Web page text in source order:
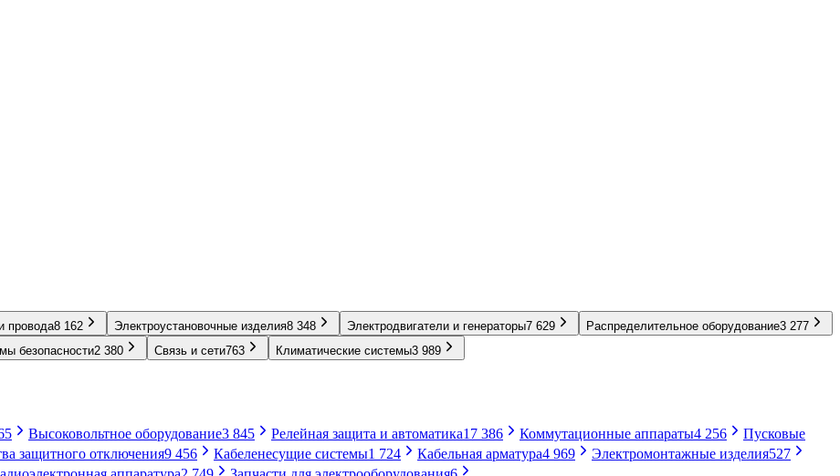
провода8 162 Электроустановочные изделия8 348 Электродвигатели и генераторы7 629 Распределительное оборудование3 277
безопасности2 380 Связь и сети763 Климатические системы3 989
Высоковольтное оборудование3 845 Релейная защита и автоматика17 386 Коммутационные аппараты4 256
Пусковые
защитного отключения9 456 Кабеленесущие системы1 724 Кабельная арматура4 969 Электромонтажные изделия527